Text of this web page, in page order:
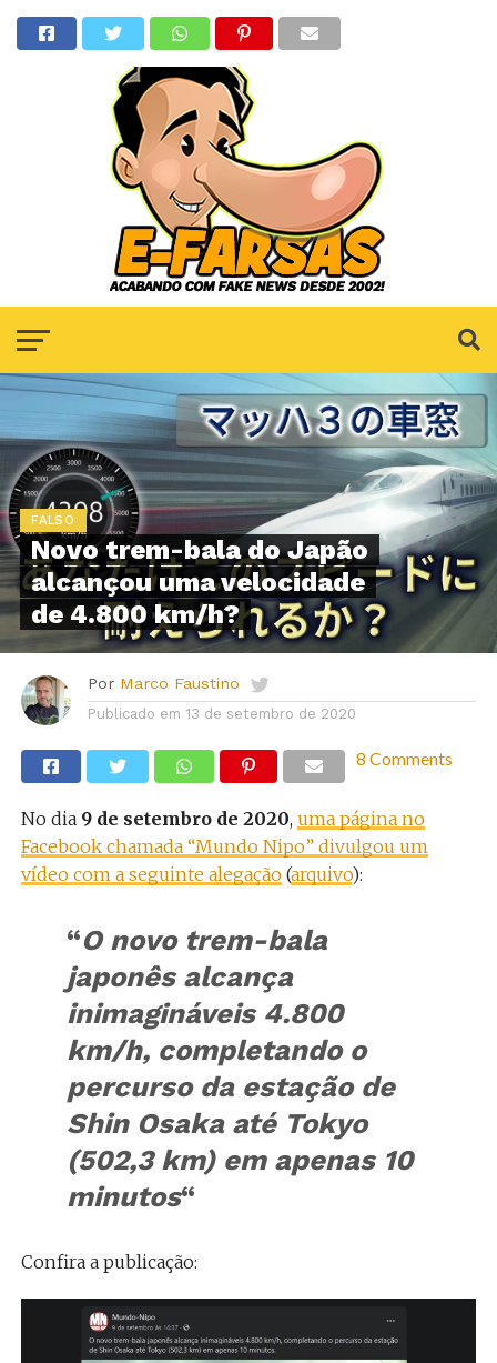
FALSO
Novo trem-bala do Japão
alcançou uma velocidade
de 4.800 km/h?
Por Marco Faustino
Publicado em 13 de setembro de 2020
8 Comments
No dia 9 de setembro de 2020, uma página no
Facebook chamada “Mundo Nipo” divulgou um
vídeo com a seguinte alegação(arquivo):
“O novo trem-bala
japonês alcança
inimagináveis 4.800
km/h, completando o
percurso da estação de
Shin Osaka até Tokyo
(502,3 km) em apenas 10
minutos“
Confira a publicação: